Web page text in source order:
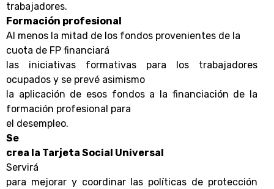
trabajadores.
Formación profesional
Al menos la mitad de los fondos provenientes de la
cuota de FP financiará
las iniciativas formativas para los trabajadores
ocupados y se prevé asimismo
la aplicación de esos fondos a la financiación de la
formación profesional para
el desempleo.
Se
crea la Tarjeta Social Universal
Servirá
para mejorar y coordinar las políticas de protección